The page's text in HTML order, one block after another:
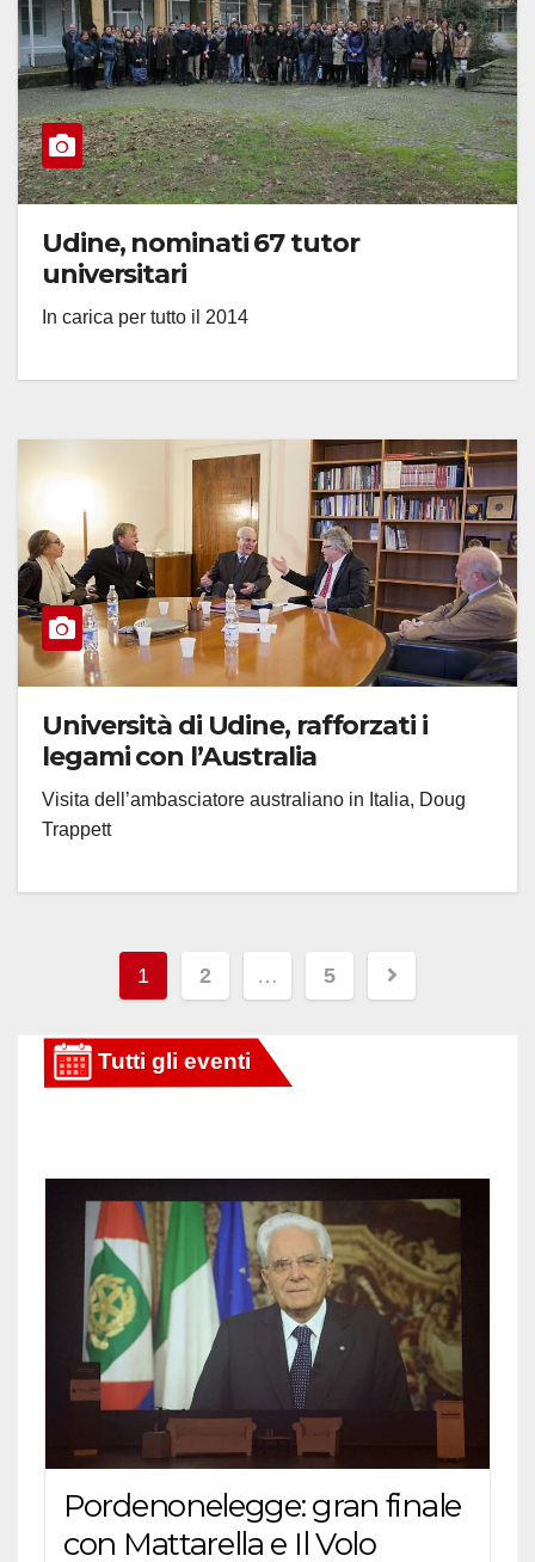
Udine, nominati 67 tutor
universitari
In carica per tutto il 2014
Università di Udine, rafforzati i
legami con l’Australia
Visita dell’ambasciatore australiano in Italia, Doug
Trappett
Paginazione
degli
articoli
1 2 … 5
Pordenonelegge: gran finale
con Mattarella e Il Volo